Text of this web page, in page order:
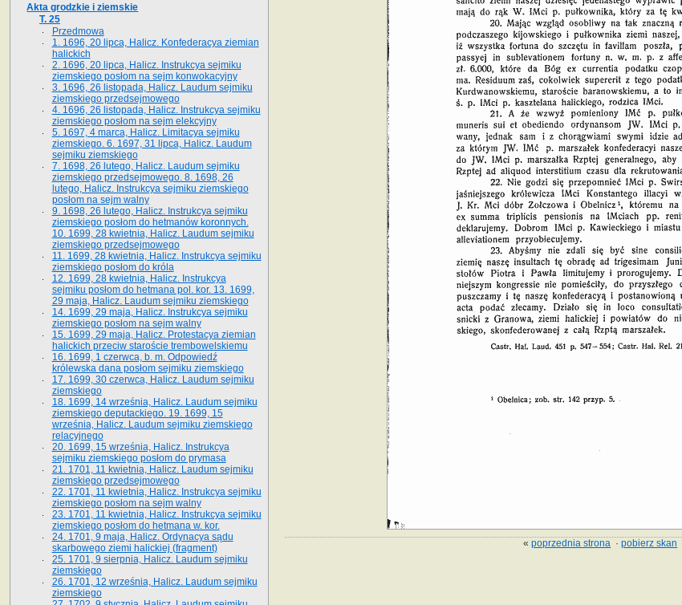
«poprzednia strona ·pobierz skan
Akta grodzkie i ziemskie
T. 25
Przedmowa
1. 1696, 20 lipca, Halicz. Konfederacya ziemian
halickich
2. 1696, 20 lipca, Halicz. Instrukcya sejmiku
ziemskiego posłom na sejm konwokacyjny
3. 1696, 26 listopada, Halicz. Laudum sejmiku
ziemskiego przedsejmowego
4. 1696, 26 listopada, Halicz. Instrukcya sejmiku
ziemskiego posłom na sejm elekcyjny
5. 1697, 4 marca, Halicz. Limitacya sejmiku
ziemskiego. 6. 1697, 31 lipca, Halicz. Laudum
sejmiku ziemskiego
7. 1698, 26 lutego, Halicz. Laudum sejmiku
ziemskiego przedsejmowego. 8. 1698, 26
lutego, Halicz. Instrukcya sejmiku ziemskiego
posłom na sejm walny
9. 1698, 26 lutego, Halicz. Instrukcya sejmiku
ziemskiego posłom do hetmanów koronnych.
10. 1699, 28 kwietnia, Halicz. Laudum sejmiku
ziemskiego przedsejmowego
11. 1699, 28 kwietnia, Halicz. Instrukcya sejmiku
ziemskiego posłom do króla
12. 1699, 28 kwietnia, Halicz. Instrukcya
sejmiku posłom do hetmana pol. kor. 13. 1699,
29 maja, Halicz. Laudum sejmiku ziemskiego
14. 1699, 29 maja, Halicz. Instrukcya sejmiku
ziemskiego posłom na sejm walny
15. 1699, 29 maja, Halicz. Protestacya ziemian
halickich przeciw staroście trembowelskiemu
16. 1699, 1 czerwca, b. m. Odpowiedź
królewska dana posłom sejmiku ziemskiego
17. 1699, 30 czerwca, Halicz. Laudum sejmiku
ziemskiego
18. 1699, 14 września, Halicz. Laudum sejmiku
ziemskiego deputackiego. 19. 1699, 15
września, Halicz. Laudum sejmiku ziemskiego
relacyjnego
20. 1699, 15 września, Halicz. Instrukcya
sejmiku ziemskiego posłom do prymasa
21. 1701, 11 kwietnia, Halicz. Laudum sejmiku
ziemskiego przedsejmowego
22. 1701, 11 kwietnia, Halicz. Instrukcya sejmiku
ziemskiego posłom na sejm walny
23. 1701, 11 kwietnia, Halicz. Instrukcya sejmiku
ziemskiego posłom do hetmana w. kor.
24. 1701, 9 maja, Halicz. Ordynacya sądu
skarbowego ziemi halickiej (fragment)
25. 1701, 9 sierpnia, Halicz. Laudum sejmiku
ziemskiego
26. 1701, 12 września, Halicz. Laudum sejmiku
ziemskiego